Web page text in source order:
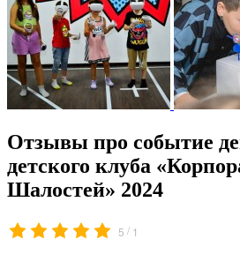
Отзывы про событие
детского клуба
Шалостей» 2024
5 / 1